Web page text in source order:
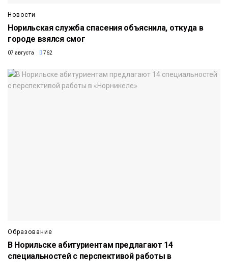
Новости
Норильская служба спасения объяснила, откуда в
городе взялся смог
07 августа 762
Образование
В Норильске абитуриентам предлагают 14
специальностей с перспективой работы в